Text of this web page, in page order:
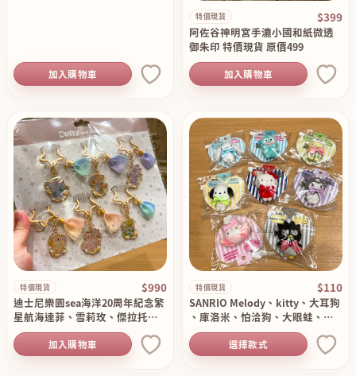
加入購物車
特價現貨 $399
阿佐谷神明宮手漉小國和紙微透
御朱印 特價現貨 原價499
加入購物車
特價現貨 $990
迪士尼樂園sea海洋20周年紀念繁
星航海達菲、雪莉玫、傑拉托尼
、史黛拉、Cookie Ann、奧樂米
拉6入鑰匙圈組 特價……
加入購物車
特價現貨 $110
SANRIO Melody、kitty、大耳狗
、庫洛米、怕洽狗、大眼蛙、酷
企鵝、人魚漢頓造型髮夾 現貨特
價出清原價199
選擇款式